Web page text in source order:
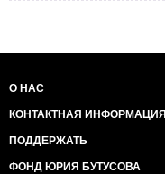
О НАС
КОНТАКТНАЯ ИНФОРМАЦИЯ
ПОДДЕРЖАТЬ
ФОНД ЮРИЯ БУТУСОВА